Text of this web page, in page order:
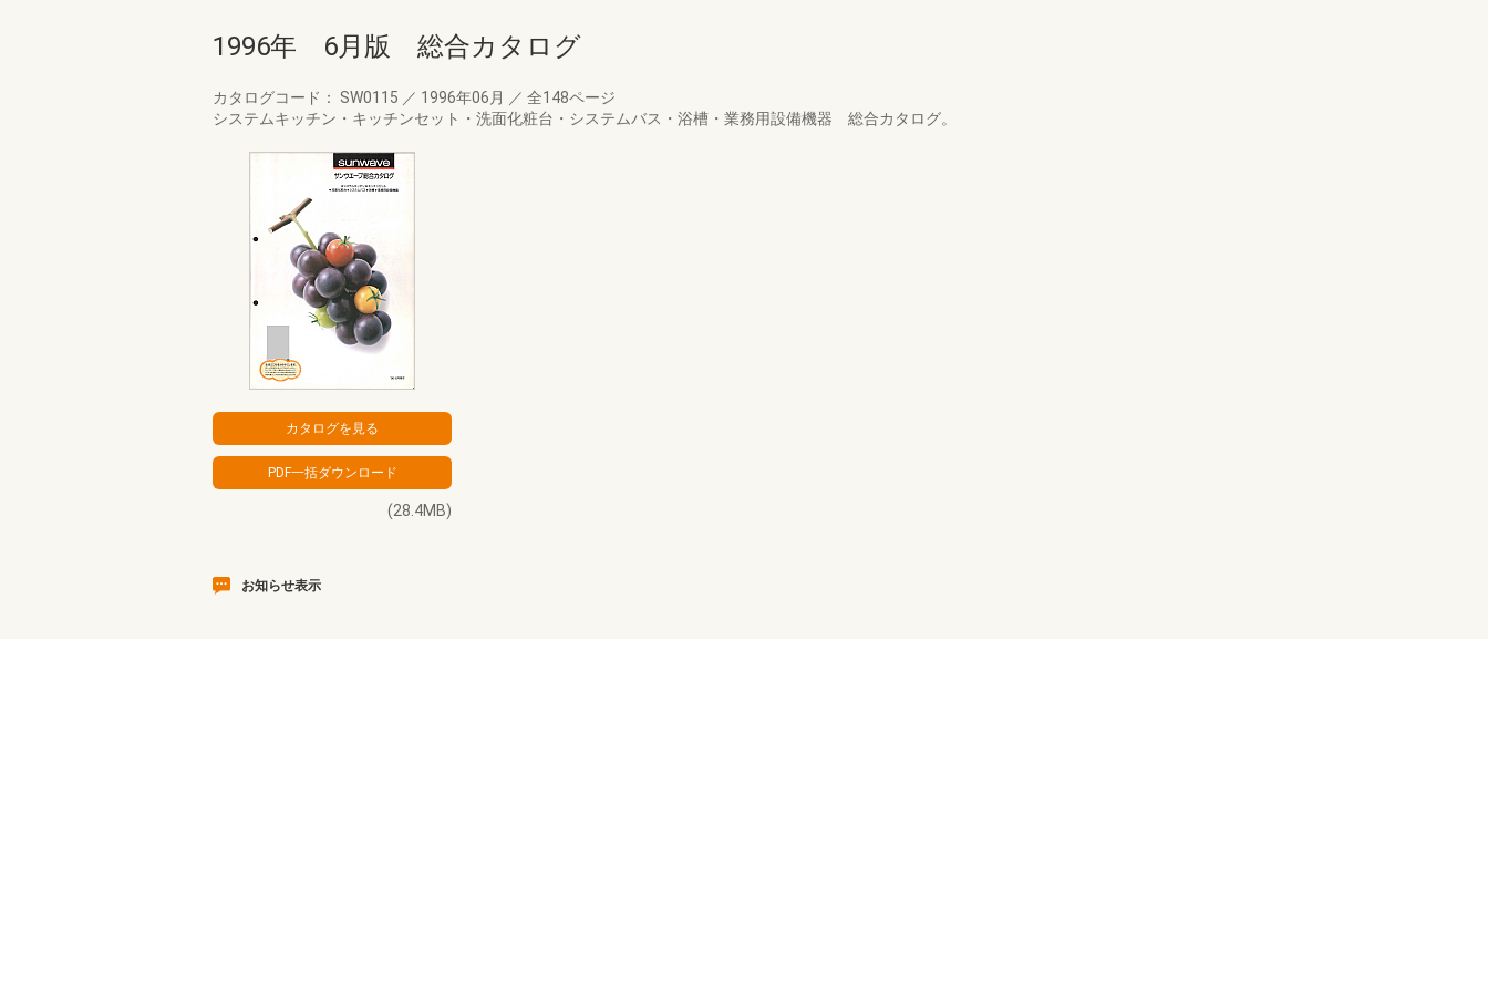
1996年 6月版 総合カタログ
カタログコード： SW0115 ／ 1996年06月 ／ 全148ページ
システムキッチン・キッチンセット・洗面化粧台・システムバス・浴槽・業務用設備機器 総合カタログ。
(28.4MB)
お知らせ表示